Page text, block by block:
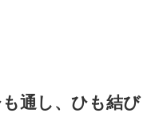
通し、ひも結び